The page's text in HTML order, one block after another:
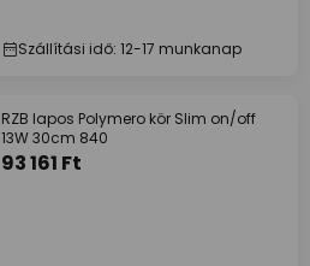
Szállítási idő: 12-17 munkanap
RZB lapos Polymero kör Slim on/off
13W 30cm 840
93 161 Ft